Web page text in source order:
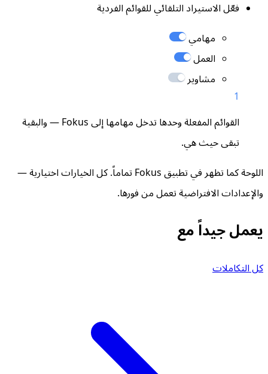
فعّل الاستيراد التلقائي للقوائم الفردية
مهامي
العمل
مشاوير
1
القوائم المفعلة وحدها تدخل مهامها إلى Fokus — والبقية
تبقى حيث هي.
اللوحة كما تظهر في تطبيق Fokus تماماً. كل الخيارات اختيارية —
والإعدادات الافتراضية تعمل من فورها.
يعمل جيداً مع
كل التكاملات